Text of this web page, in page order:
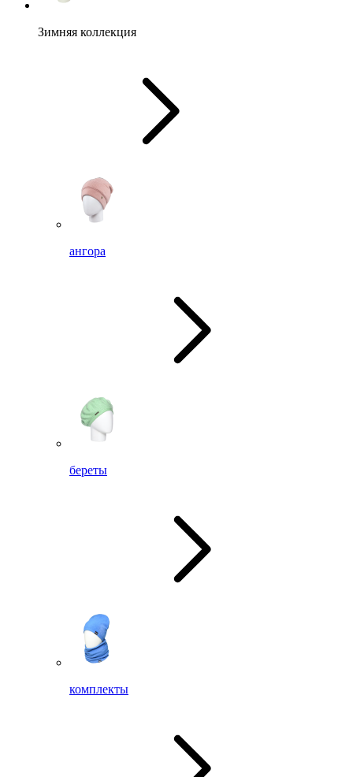
Зимняя коллекция
ангора
береты
комплекты